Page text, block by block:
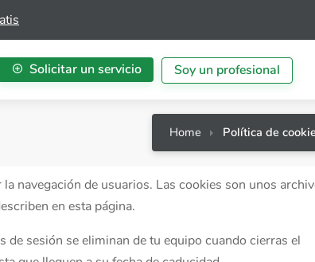
Solicitar un servicio Soy un profesional
Home Política de
navegación de usuarios. Las cookies son unos
en esta página.
sesión se eliminan de tu equipo cuando cierras el